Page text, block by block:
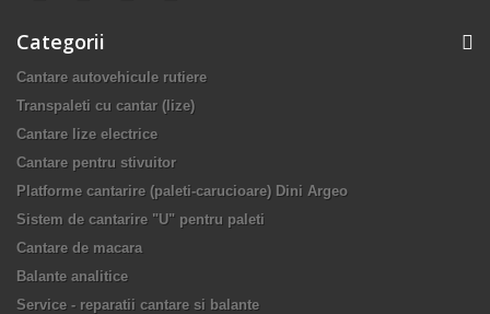
Categorii
Cantare autovehicule rutiere
Transpaleti cu cantar (lize)
Cantare lize electrice
Cantare pentru stivuitor
Platforme cantarire (paleti-carucioare) Dini Argeo
Sistem de cantarire "U" pentru paleti
Cantare de macara
Balante analitice
Service - reparatii cantare si balante